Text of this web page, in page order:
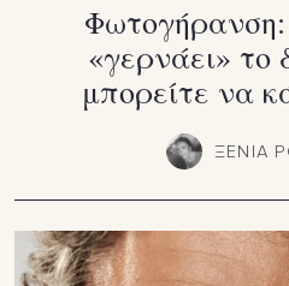
«γερνάει» το
μπορείτε να
ΞΕΝΙΑ